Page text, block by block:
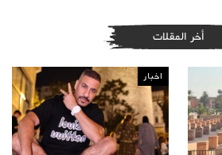
أخر المقلات
اخبار